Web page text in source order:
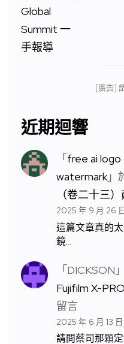
[廣告]
近期迴響
「free ai
watermark」
（卷二十三
2025 年 9 月 26
這篇文章真的
鏡…
「DICKSON
Fujifilm X-
留言
2025 年 6 月 13 日
請問蔡司那顆